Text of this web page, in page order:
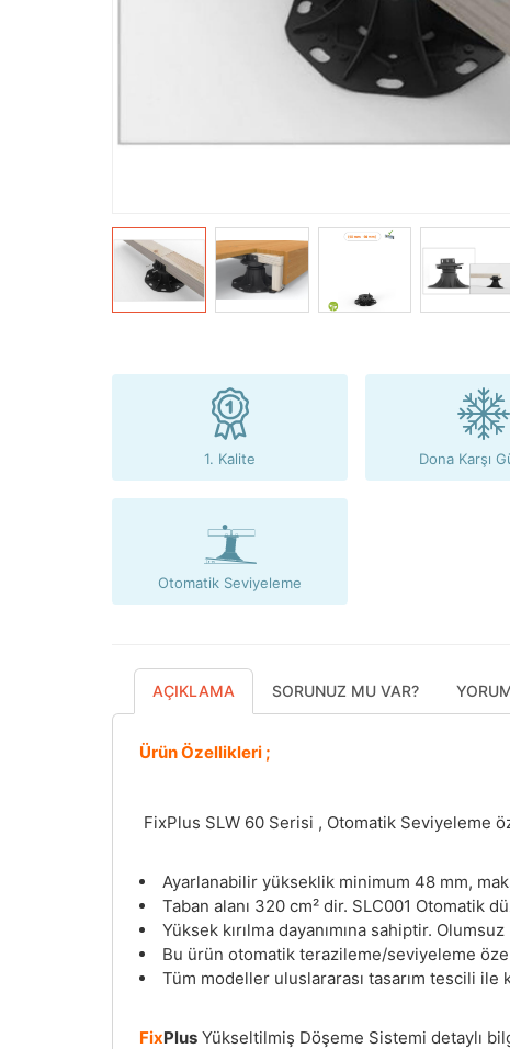
1. Kalite Dona Karşı
Otomatik Seviyeleme
AÇIKLAMA SORUNUZ MU VAR?
Ürün Özellikleri ;
FixPlus SLW 60 Serisi , Otomatik Seviyeleme
Ayarlanabilir yükseklik minimum 48 mm,
Taban alanı 320 cm² dir. SLC001 Otomatik
Yüksek kırılma dayanımına sahiptir.
Bu ürün otomatik terazileme/seviyeleme
Tüm modeller uluslararası tasarım tescili ile
FixPlus Yükseltilmiş Döşeme Sistemi detaylı